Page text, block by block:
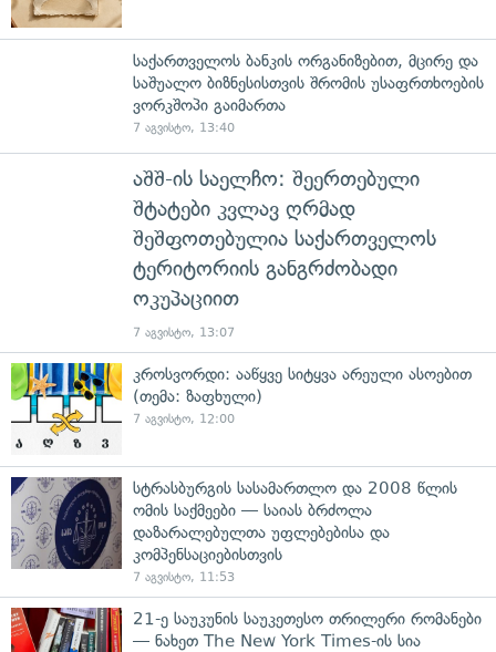
საქართველოს ბანკის ორგანიზებით, მცირე და
საშუალო ბიზნესისთვის შრომის უსაფრთხოების
ვორკშოპი გაიმართა
7 აგვისტო, 13:40
აშშ-ის საელჩო: შეერთებული
შტატები კვლავ ღრმად
შეშფოთებულია საქართველოს
ტერიტორიის განგრძობადი
ოკუპაციით
7 აგვისტო, 13:07
კროსვორდი: ააწყვე სიტყვა არეული ასოებით
(თემა: ზაფხული)
7 აგვისტო, 12:00
სტრასბურგის სასამართლო და 2008 წლის
ომის საქმეები — საიას ბრძოლა
დაზარალებულთა უფლებებისა და
კომპენსაციებისთვის
7 აგვისტო, 11:53
21-ე საუკუნის საუკეთესო თრილერი რომანები
— ნახეთ The New York Times-ის სია